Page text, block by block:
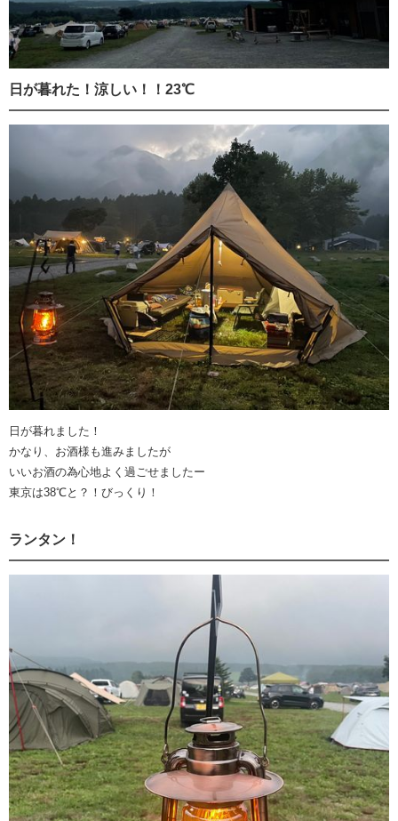
日が暮れた！涼しい！！23℃
日が暮れました！
かなり、お酒様も進みましたが
いいお酒の為心地よく過ごせましたー
東京は38℃と？！びっくり！
ランタン！